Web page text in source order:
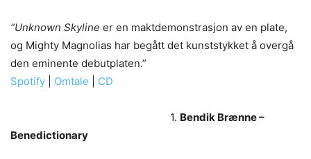
“Unknown Skyline er en maktdemonstrasjon av en plate,
og Mighty Magnolias har begått det kunststykket å overgå
den eminente debutplaten.”
Spotify
Omtale CD
1. Bendik Brænne –
Benedictionary